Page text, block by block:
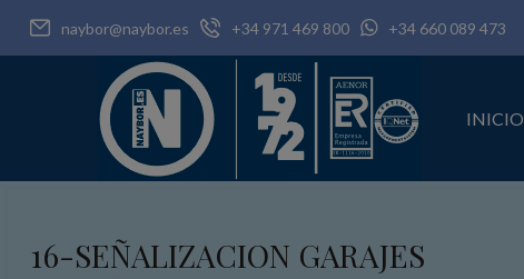
naybor@naybor.es +34 971 469 800 +34 660 089 473
INICIO
16-SEÑALIZACION GARAJES